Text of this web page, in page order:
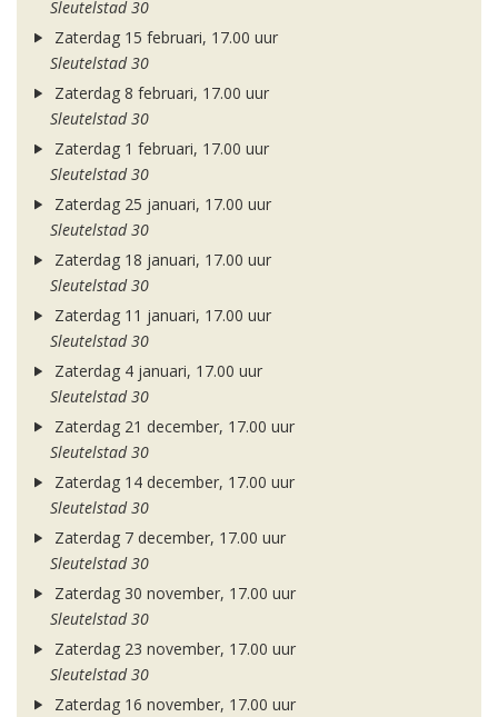
Sleutelstad 30
Zaterdag 15 februari, 17.00 uur
Sleutelstad 30
Zaterdag 8 februari, 17.00 uur
Sleutelstad 30
Zaterdag 1 februari, 17.00 uur
Sleutelstad 30
Zaterdag 25 januari, 17.00 uur
Sleutelstad 30
Zaterdag 18 januari, 17.00 uur
Sleutelstad 30
Zaterdag 11 januari, 17.00 uur
Sleutelstad 30
Zaterdag 4 januari, 17.00 uur
Sleutelstad 30
Zaterdag 21 december, 17.00 uur
Sleutelstad 30
Zaterdag 14 december, 17.00 uur
Sleutelstad 30
Zaterdag 7 december, 17.00 uur
Sleutelstad 30
Zaterdag 30 november, 17.00 uur
Sleutelstad 30
Zaterdag 23 november, 17.00 uur
Sleutelstad 30
Zaterdag 16 november, 17.00 uur